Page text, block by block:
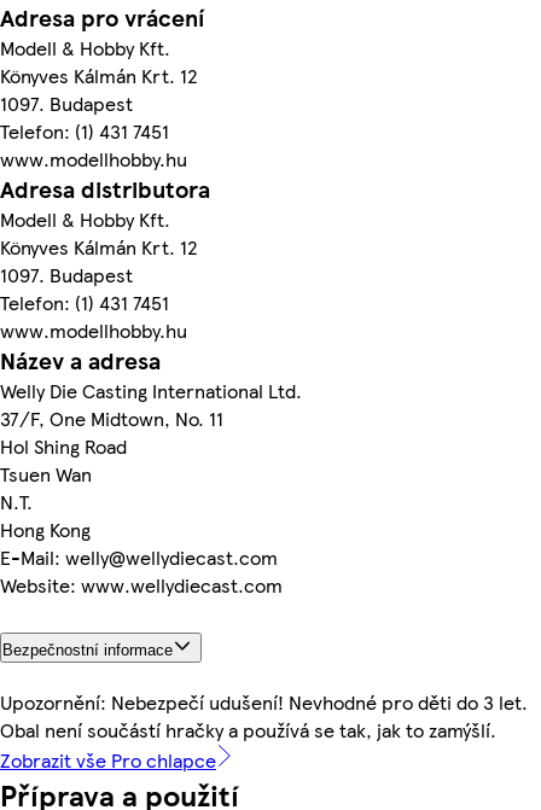
Adresa pro vrácení
Modell & Hobby Kft.
Könyves Kálmán Krt. 12
1097. Budapest
Telefon: (1) 431 7451
www.modellhobby.hu
Adresa distributora
Modell & Hobby Kft.
Könyves Kálmán Krt. 12
1097. Budapest
Telefon: (1) 431 7451
www.modellhobby.hu
Název a adresa
Welly Die Casting International Ltd.
37/F, One Midtown, No. 11
Hol Shing Road
Tsuen Wan
N.T.
Hong Kong
E-Mail: welly@wellydiecast.com
Website: www.wellydiecast.com
Bezpečnostní informace
Upozornění: Nebezpečí udušení! Nevhodné pro děti do 3 let.
Obal není součástí hračky a používá se tak, jak to zamýšlí.
Zobrazit vše Pro chlapce
Příprava a použití